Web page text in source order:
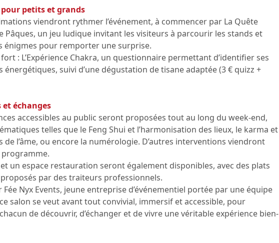
petits et grands
viendront rythmer l’événement, à commencer par La Quête
Pâques, un jeu ludique invitant les visiteurs à parcourir les stands et
énigmes pour remporter une surprise.
: L’Expérience Chakra, un questionnaire permettant d’identifier ses
énergétiques, suivi d’une dégustation de tisane adaptée (3 € quizz +
et échanges
accessibles au public seront proposées tout au long du week-end,
telles que le Feng Shui et l’harmonisation des lieux, le karma et
de l’âme, ou encore la numérologie. D’autres interventions viendront
un espace restauration seront également disponibles, avec des plats
par des traiteurs professionnels.
Fée Nyx Events, jeune entreprise d’événementiel portée par une équipe
salon se veut avant tout convivial, immersif et accessible, pour
de découvrir, d’échanger et de vivre une véritable expérience bien-